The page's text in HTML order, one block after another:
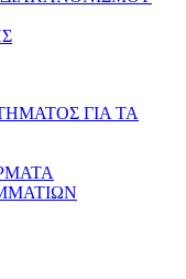
ΓΙΑ ΤΑ